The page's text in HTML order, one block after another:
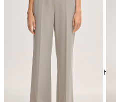
chemische Reinigung mit